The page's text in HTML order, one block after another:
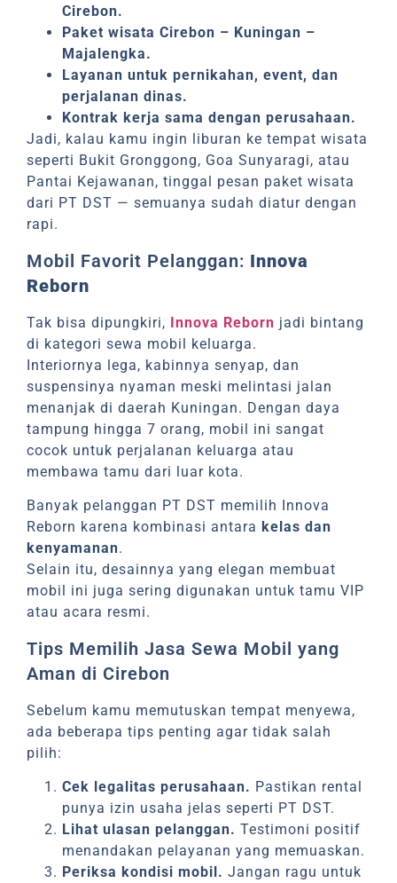
Cirebon.
Paket wisata Cirebon – Kuningan –
Majalengka.
Layanan untuk pernikahan, event, dan
perjalanan dinas.
Kontrak kerja sama dengan perusahaan.
Jadi, kalau kamu ingin liburan ke tempat wisata
seperti Bukit Gronggong, Goa Sunyaragi, atau
Pantai Kejawanan, tinggal pesan paket wisata
dari PT DST — semuanya sudah diatur dengan
rapi.
Mobil Favorit Pelanggan: Innova
Reborn
Tak bisa dipungkiri, Innova Reborn jadi bintang
di kategori sewa mobil keluarga.
Interiornya lega, kabinnya senyap, dan
suspensinya nyaman meski melintasi jalan
menanjak di daerah Kuningan. Dengan daya
tampung hingga 7 orang, mobil ini sangat
cocok untuk perjalanan keluarga atau
membawa tamu dari luar kota.
Banyak pelanggan PT DST memilih Innova
Reborn karena kombinasi antara kelas dan
kenyamanan.
Selain itu, desainnya yang elegan membuat
mobil ini juga sering digunakan untuk tamu VIP
atau acara resmi.
Tips Memilih Jasa Sewa Mobil yang
Aman di Cirebon
Sebelum kamu memutuskan tempat menyewa,
ada beberapa tips penting agar tidak salah
pilih:
Cek legalitas perusahaan. Pastikan rental
punya izin usaha jelas seperti PT DST.
Lihat ulasan pelanggan. Testimoni positif
menandakan pelayanan yang memuaskan.
Periksa kondisi mobil. Jangan ragu untuk